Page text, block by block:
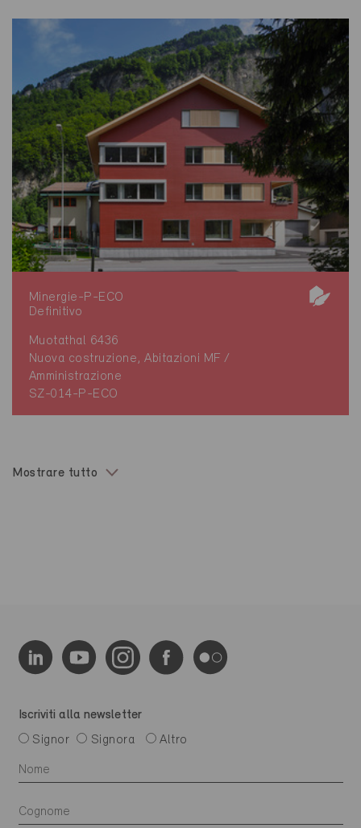
Minergie-P-ECO
Definitivo
Muotathal 6436
Nuova costruzione, Abitazioni MF /
Amministrazione
SZ-014-P-ECO
Mostrare tutto
Iscriviti alla newsletter
Signor
Signora Altro